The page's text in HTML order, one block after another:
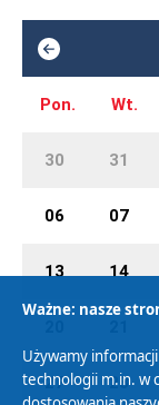
Pon. Wt.
30 31
06 07
13 14
27 28
Ważne: nasze
Używamy
technologii m.in. w